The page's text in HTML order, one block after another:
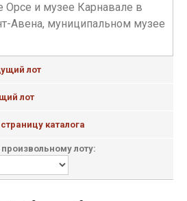
и музее Карнавале в
Авена, муниципальном музее
лот
лот
каталога
лоту: